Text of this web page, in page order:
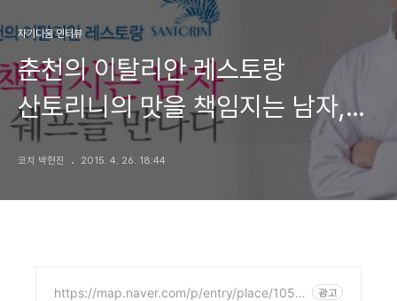
자기다움 인터뷰
춘천의 이탈리안 레스토랑
산토리니의 맛을 책임지는 남자,
한만재 셰프를 만나다
코치 박현진 2015. 4. 26. 18:44
https://map.naver.com/p/entry/place/1053
광고